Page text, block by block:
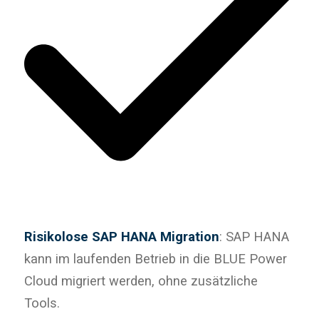
Risikolose SAP HANA Migration: SAP HANA
kann im laufenden Betrieb in die BLUE Power
Cloud migriert werden, ohne zusätzliche
Tools.